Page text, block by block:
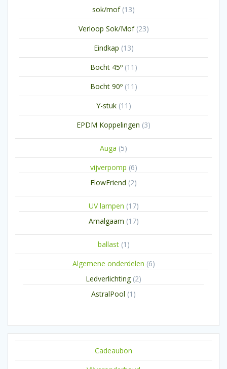
sok/mof 1313
producten
Verloop Sok/Mof 2323
producten
Eindkap 1313
producten
Bocht 45º 11 11
producten
Bocht 90º 11 11
producten
Y-stuk 11 11
producten
EPDM Koppelingen 33
Auga 55
producten
vijverpomp 66
FlowFriend 22
UV lampen 1717
Amalgaam 1717
ballast 1 1
product
Algemene onderdelen 66
Ledverlichting 22
AstralPool 1 1
Cadeaubon